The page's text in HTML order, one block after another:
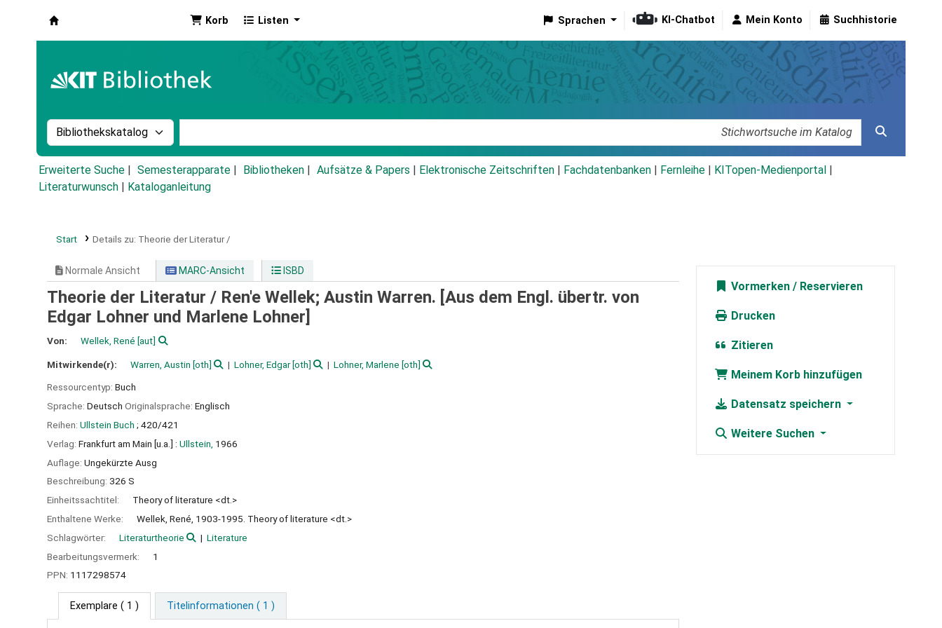
Korb Listen Sprachen KI-Chatbot Mein Konto Suchhistorie
Suche im Katalog nach:
Erweiterte Suche Semesterapparate Bibliotheken Aufsätze & Papers Elektronische Zeitschriften Fachdatenbanken Fernleihe KITopen-Medienportal
Literaturwunsch
Kataloganleitung
Start Details zu: Theorie der Literatur /
Normale Ansicht MARC-Ansicht ISBD
Theorie der Literatur / Ren'e Wellek; Austin Warren. [Aus dem Engl. übertr. von
Edgar Lohner und Marlene Lohner]
Von: Wellek, René [aut]
Mitwirkende(r): Warren, Austin [oth] Lohner, Edgar[oth] Lohner, Marlene [oth]
Ressourcentyp: Buch
Sprache: Deutsch Originalsprache: Englisch
Reihen: Ullstein Buch ; 420/421
Verlag: Frankfurt am Main [u.a.] : Ullstein, 1966
Auflage: Ungekürzte Ausg
Beschreibung: 326 S
Einheitssachtitel:
Theory of literature <dt.>
Enthaltene Werke:
Wellek, René, 1903-1995. Theory of literature <dt.>
Schlagwörter:
Literaturtheorie
Literature
Bearbeitungsvermerk:
1
PPN: 1117298574
Exemplare ( 1 ) Titelinformationen ( 1 )
Vormerken
Drucken
Zitieren
Meinem Korb hinzufügen
Datensatz speichern
Weitere Suchen